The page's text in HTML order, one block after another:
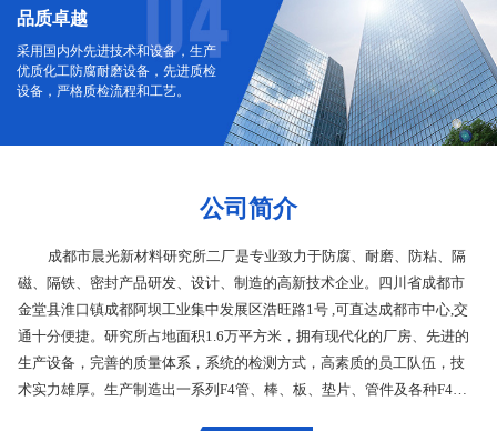
品质卓越
采用国内外先进技术和设备，生产
优质化工防腐耐磨设备，先进质检
设备，严格质检流程和工艺。
公司简介
成都市晨光新材料研究所二厂是专业致力于防腐、耐磨、防粘、隔
磁、隔铁、密封产品研发、设计、制造的高新技术企业。四川省成都市
金堂县淮口镇成都阿坝工业集中发展区浩旺路1号 ,可直达成都市中心,交
通十分便捷。研究所占地面积1.6万平方米，拥有现代化的厂房、先进的
生产设备，完善的质量体系，系统的检测方式，高素质的员工队伍，技
术实力雄厚。生产制造出一系列F4管、棒、板、垫片、管件及各种F4制